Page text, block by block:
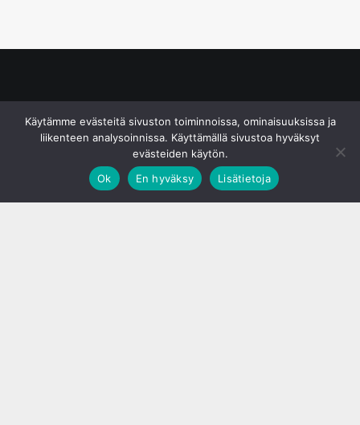
Käytämme evästeitä sivuston toiminnoissa, ominaisuuksissa ja
liikenteen analysoinnissa. Käyttämällä sivustoa hyväksyt
evästeiden käytön.
Ok
En hyväksy Lisätietoja